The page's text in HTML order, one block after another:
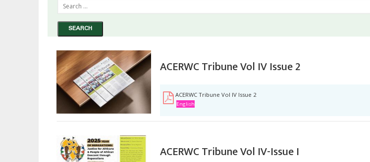
ACERWC Tribune Vol IV Issue 2
ACERWC Tribune Vol IV Issue 2
English
ACERWC Tribune Vol IV-Issue I